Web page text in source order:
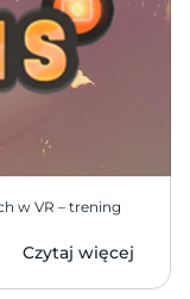
w VR – trening
Czytaj więcej